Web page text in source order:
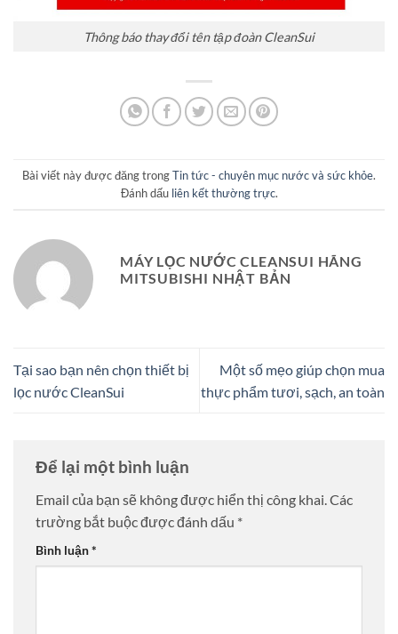
Thông báo thay đổi tên tập đoàn CleanSui
Bài viết này được đăng trongTin tức - chuyên mục nước và sức khỏe.
Đánh dấu liên kết thường trực.
MÁY LỌC NƯỚC CLEANSUI HÃNG
MITSUBISHI NHẬT BẢN
Tại sao bạn nên chọn thiết bị
lọc nước CleanSui
Một số mẹo giúp chọn mua
thực phẩm tươi, sạch, an toàn
Để lại một bình luận
Email của bạn sẽ không được hiển thị công khai.Các
trường bắt buộc được đánh dấu *
Bình luận*